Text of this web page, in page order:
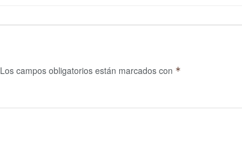
Los campos obligatorios están marcados con *